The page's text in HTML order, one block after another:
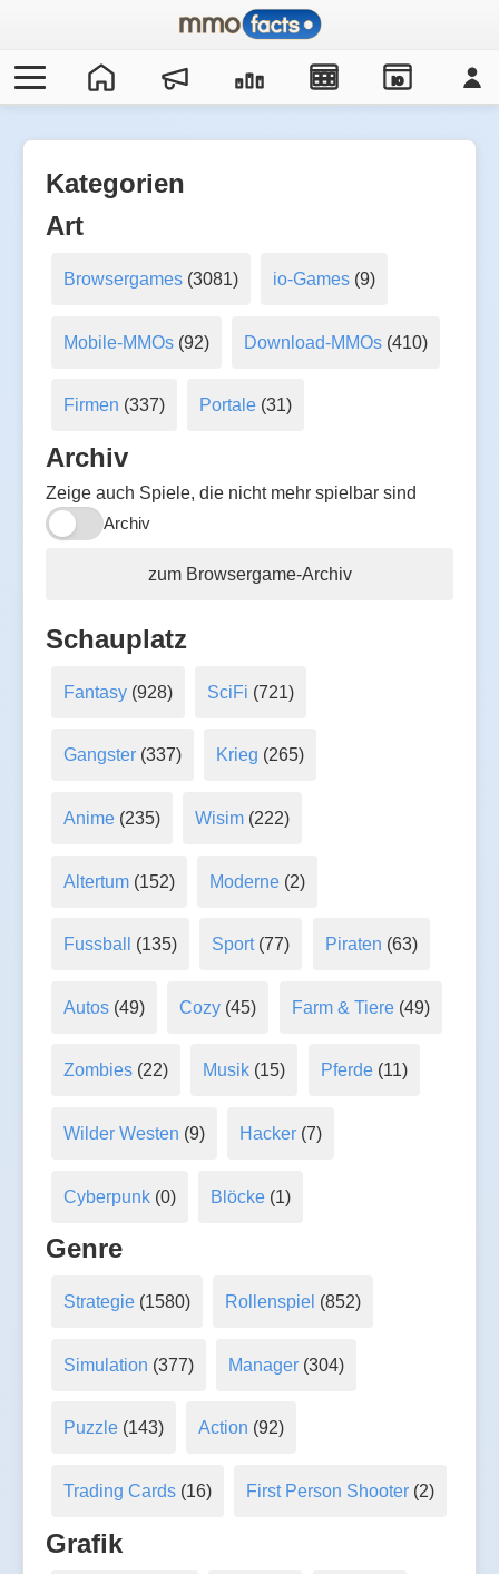
IO
Kategorien
Art
Browsergames(3081) io-Games (9)
Mobile-MMOs(92) Download-MMOs (410)
Firmen (337) Portale (31)
Archiv
Zeige auch Spiele, die nicht mehr spielbar sind
Archiv
zum Browsergame-Archiv
Schauplatz
Fantasy(928) SciFi (721)
Gangster(337) Krieg (265)
Anime(235) Wisim (222)
Altertum(152) Moderne (2)
Fussball (135) Sport(77) Piraten (63)
Autos(49) Cozy (45) Farm & Tiere(49)
Zombies(22) Musik (15) Pferde(11)
Wilder Westen (9) Hacker (7)
Cyberpunk(0) Blöcke (1)
Genre
Strategie(1580) Rollenspiel (852)
Simulation (377) Manager (304)
Puzzle(143) Action (92)
Trading Cards(16) First Person Shooter (2)
Grafik